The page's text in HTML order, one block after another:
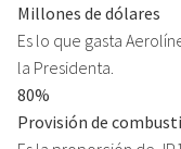
Millones de dólares
Es lo que gasta
la Presidenta.
80%
Provisión de